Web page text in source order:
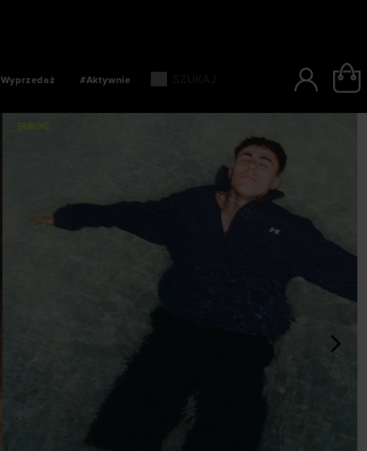
Wyprzedaż #Aktywnie